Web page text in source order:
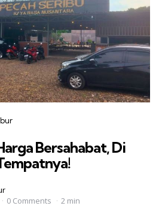
Bersahabat, Di
0 Comments 2 min